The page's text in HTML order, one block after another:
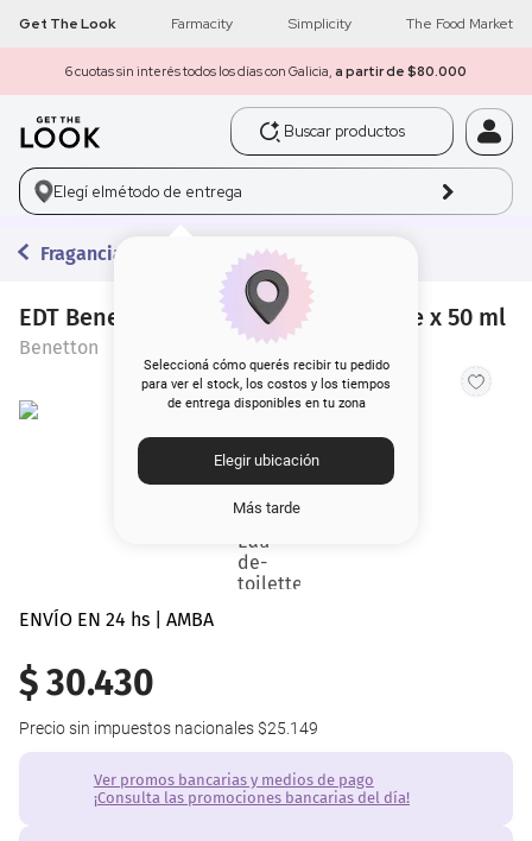
Get The Look Farmacity Simplicity The Food Market
6 cuotas sin interés todos los días con Galicia, a partir de $80.000
Buscar productos
Elegí elmétodo de entrega
Seleccioná cómo querés recibir tu pedido
para ver el stock, los costos y los tiempos
de entrega disponibles en tu zona
Elegir ubicación
Más tarde
Fragancias
EDT Benetton United Dream Live Free x 50 ml
Benetton
ENVÍO EN 24 hs | AMBA
$30.430
Precio sin impuestos nacionales $25.149
Ver promos bancarias y medios de pago
¡Consulta las promociones bancarias del día!
get the look
máscara pestañas
3. loreal
4. brochas
6.